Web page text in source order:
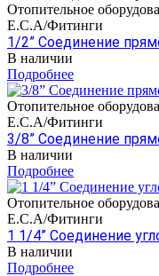
Отопительное
E.C.A/Фитинги
1/2” Соединение
В наличии
Подробнее
Отопительное
E.C.A/Фитинги
3/8” Соединение
В наличии
Подробнее
Отопительное
E.C.A/Фитинги
1 1/4” Соединение
В наличии
Подробнее